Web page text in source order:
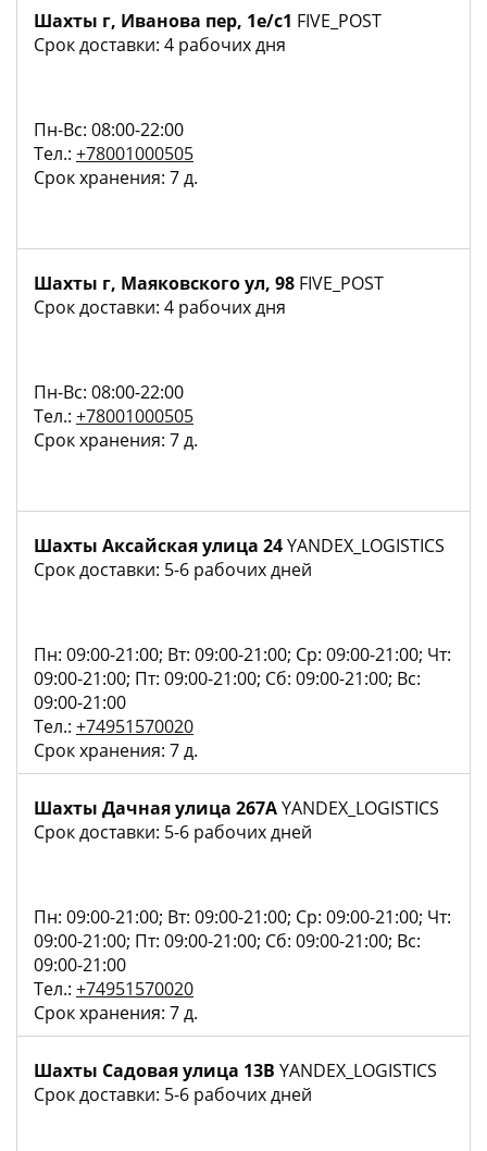
Шахты г, Иванова пер, 1е/с1 FIVE_POST
Срок доставки: 4 рабочих дня
Пн-Вс: 08:00-22:00
Тел.: +78001000505
Срок хранения: 7 д.
Шахты г, Маяковского ул, 98 FIVE_POST
Срок доставки: 4 рабочих дня
Пн-Вс: 08:00-22:00
Тел.: +78001000505
Срок хранения: 7 д.
Шахты Аксайская улица 24YANDEX_LOGISTICS
Срок доставки: 5-6 рабочих дней
Пн: 09:00-21:00; Вт: 09:00-21:00; Ср: 09:00-21:00; Чт:
09:00-21:00; Пт: 09:00-21:00; Сб: 09:00-21:00; Вс:
09:00-21:00
Тел.: +74951570020
Срок хранения: 7 д.
Шахты Дачная улица 267АYANDEX_LOGISTICS
Срок доставки: 5-6 рабочих дней
Пн: 09:00-21:00; Вт: 09:00-21:00; Ср: 09:00-21:00; Чт:
09:00-21:00; Пт: 09:00-21:00; Сб: 09:00-21:00; Вс:
09:00-21:00
Тел.: +74951570020
Срок хранения: 7 д.
Шахты Садовая улица 13В YANDEX_LOGISTICS
Срок доставки: 5-6 рабочих дней